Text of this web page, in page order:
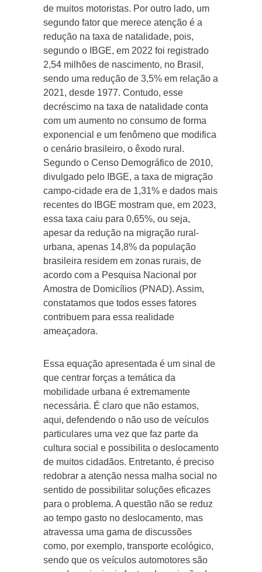
de muitos motoristas. Por outro lado, um
segundo fator que merece atenção é a
redução na taxa de natalidade, pois,
segundo o IBGE, em 2022 foi registrado
2,54 milhões de nascimento, no Brasil,
sendo uma redução de 3,5% em relação a
2021, desde 1977. Contudo, esse
decréscimo na taxa de natalidade conta
com um aumento no consumo de forma
exponencial e um fenômeno que modifica
o cenário brasileiro, o êxodo rural.
Segundo o Censo Demográfico de 2010,
divulgado pelo IBGE, a taxa de migração
campo-cidade era de 1,31% e dados mais
recentes do IBGE mostram que, em 2023,
essa taxa caiu para 0,65%, ou seja,
apesar da redução na migração rural-
urbana, apenas 14,8% da população
brasileira residem em zonas rurais, de
acordo com a Pesquisa Nacional por
Amostra de Domicílios (PNAD). Assim,
constatamos que todos esses fatores
contribuem para essa realidade
ameaçadora.
Essa equação apresentada é um sinal de
que centrar forças a temática da
mobilidade urbana é extremamente
necessária. É claro que não estamos,
aqui, defendendo o não uso de veículos
particulares uma vez que faz parte da
cultura social e possibilita o deslocamento
de muitos cidadãos. Entretanto, é preciso
redobrar a atenção nessa malha social no
sentido de possibilitar soluções eficazes
para o problema. A questão não se reduz
ao tempo gasto no deslocamento, mas
atravessa uma gama de discussões
como, por exemplo, transporte ecológico,
sendo que os veículos automotores são